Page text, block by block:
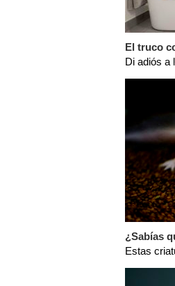
El truco
Di adiós a
¿Sabías
Estas